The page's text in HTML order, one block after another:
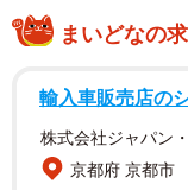
まいどなの
輸入車販売店の
株式会社ジャパン
京都府 京都市